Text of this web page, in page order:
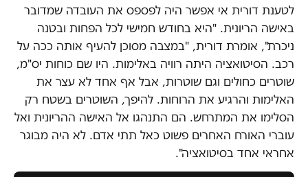
לטענת דורית אי אפשר היה לפספס את העובדה שמדובר
באישה הריונית. "היא בחודש חמישי לכל הפחות ובטנה
ניכרת", אומרת דורית, "במצבה מסוכן להעיף אותה ככה על
רכב. הסיטואציה היתה רוויה באלימות. היו שם כוחות יס"מ,
שוטרים כחולים וגם שוטרות, אבל אף אחד לא עצר את
האלימות והרגיע את הרוחות. להיפך, השוטרים בשטח רק
הסלימו את המתרחש. הם התנהגו אל האישה ההריונית ואל
עוברי האורח האחרים פשוט כאל תתי אדם. לא היה מבוגר
אחראי אחד בסיטואציה".